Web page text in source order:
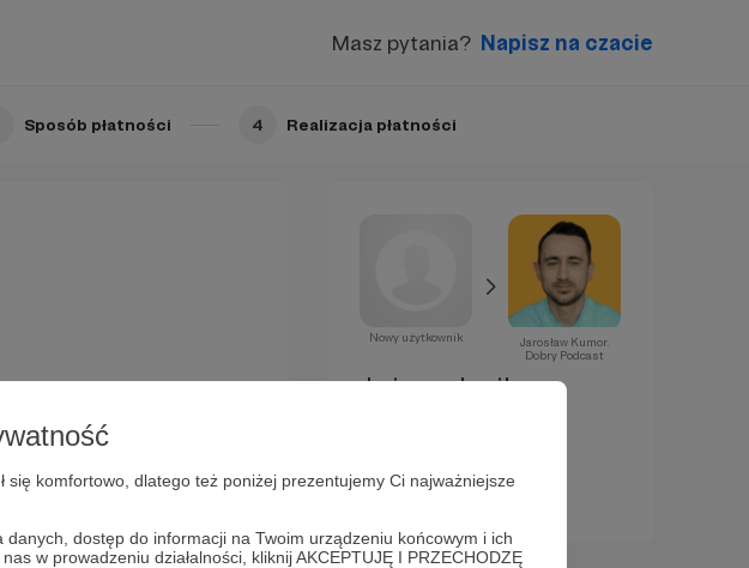
się komfortowo, dlatego też poniżej prezentujemy Ci najważniejsze
dostęp do informacji na Twoim urządzeniu końcowym i ich
w prowadzeniu działalności, kliknij AKCEPTUJĘ I PRZECHODZĘ
Masz pytania? Napisz na czacie
Sposób płatności 4 Realizacja płatności
Nowy użytkownik
Jarosław Kumor.
Dobry Podcast
Już za chwilę